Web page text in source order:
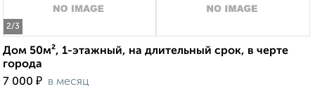
2/3
Дом 50м², 1-этажный, на длительный срок, в черте
города
7 000 ₽ в месяц